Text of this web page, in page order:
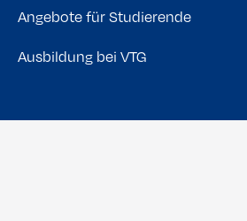
Angebote für Studierende
Ausbildung bei VTG